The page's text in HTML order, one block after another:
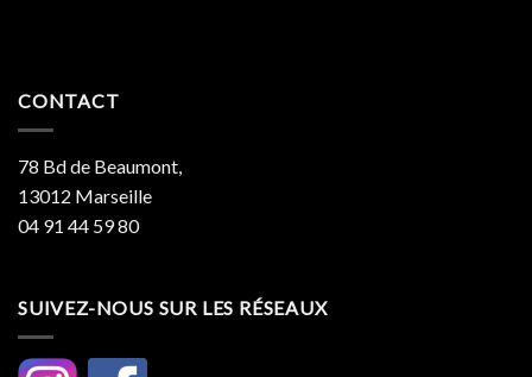
CONTACT
78 Bd de Beaumont,
13012 Marseille
04 91 44 59 80
SUIVEZ-NOUS SUR LES RÉSEAUX